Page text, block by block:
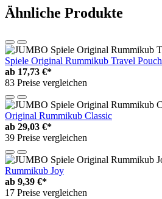
Ähnliche Produkte
Spiele Original Rummikub Travel Pouch
ab 17,73 €*
83 Preise vergleichen
Original Rummikub Classic
ab 29,03 €*
39 Preise vergleichen
Rummikub Joy
ab 9,39 €*
17 Preise vergleichen